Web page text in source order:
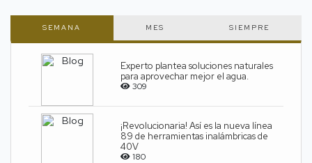
SEMANA MES SIEMPRE
Experto plantea soluciones naturales
para aprovechar mejor el agua.
309
¡Revolucionaria! Así es la nueva línea
89 de herramientas inalámbricas de
40V
180